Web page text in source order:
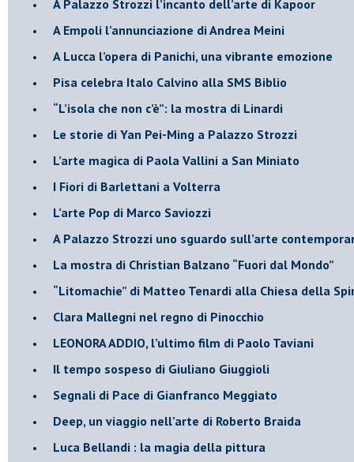
​A Palazzo Strozzi l’incanto dell’arte di Kapoor
​A Empoli l’annunciazione di Andrea Meini
A Lucca l’opera di Panichi, una vibrante emozione
Pisa celebra Italo Calvino alla SMS Biblio
“L’isola che non c’è”: la mostra di Linardi
​Le storie di Yan Pei-Ming a Palazzo Strozzi
​L’arte magica di Paola Vallini a San Miniato
​I Fiori di Barlettani a Volterra
​L’arte Pop di Marco Saviozzi
​A Palazzo Strozzi uno sguardo sull’arte
La mostra di Christian Balzano “Fuori dal Mondo”
​“Litomachie” di Matteo Tenardi alla Chiesa della
​Clara Mallegni nel regno di Pinocchio
​LEONORA ADDIO, l’ultimo film di Paolo Taviani
Il tempo sospeso di Giuliano Giuggioli
Segnali di Pace di Gianfranco Meggiato
​Deep, un viaggio nell’arte di Roberto Braida
​Luca Bellandi : la magia della pittura